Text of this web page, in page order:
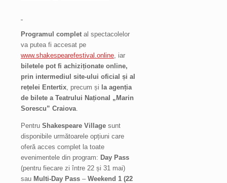
Programul complet al spectacolelor
va putea fi accesat pe
www.shakespearefestival.online , iar
biletele pot fi achiziționate online,
prin intermediul site-ului oficial și al
rețelei Entertix , precum și la agenția
de bilete a Teatrului Național „Marin
Sorescu” Craiova
Pentru Shakespeare Village sunt
disponibile următoarele opțiuni care
oferă acces complet la toate
evenimentele din program: Day Pass
(pentru fiecare zi între 22 și 31 mai)
sau Multi-Day Pass – Weekend 1 (22